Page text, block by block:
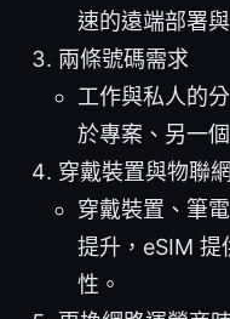
速的遠端部署
兩條號碼需求
工作與私人的
於專案、另一
穿戴裝置與物聯網
穿戴裝置、筆
提升，eSIM 提
性。